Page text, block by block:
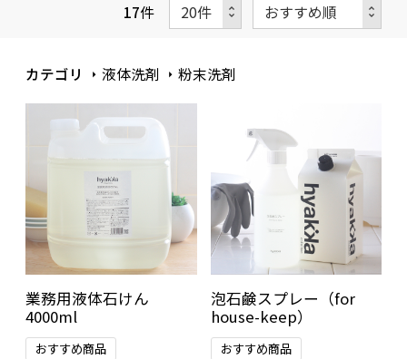
17件
カテゴリ 液体洗剤 粉末洗剤
業務用液体石けん
4000ml
おすすめ商品
泡石鹸スプレー（for
house-keep）
おすすめ商品